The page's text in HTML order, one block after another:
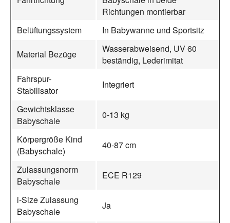
Richtungen montierbar
Belüftungssystem
In Babywanne und Sportsitz
Material Bezüge
Wasserabweisend, UV 60
beständig, Lederimitat
Fahrspur-
Stabilisator
Integriert
Gewichtsklasse
Babyschale
0-13 kg
Körpergröße Kind
(Babyschale)
40-87 cm
Zulassungsnorm
Babyschale
ECE R129
i-Size Zulassung
Babyschale
Ja